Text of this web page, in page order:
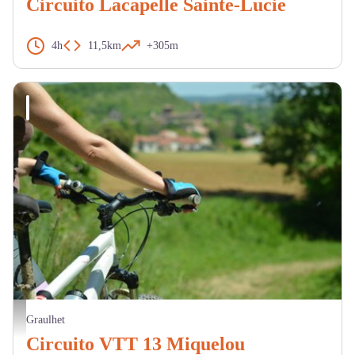
Circuito Lacapelle Sainte-Lucie
4h 11,5km +305m
Perrine Astruc
Graulhet
Circuito VTT 13 Miquelou